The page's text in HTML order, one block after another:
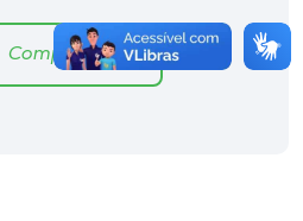
Compartilhar